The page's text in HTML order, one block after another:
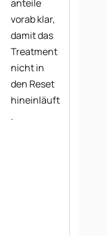
anteile
vorab klar,
damit das
Treatment
nicht in
den Reset
hineinläuft
.